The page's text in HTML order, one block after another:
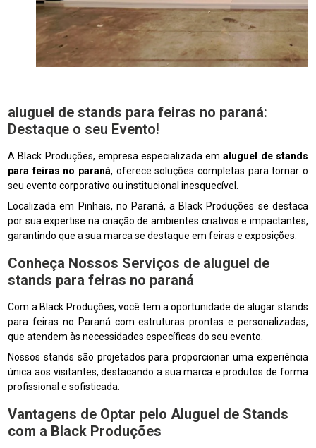
aluguel de stands para feiras no paraná:
Destaque o seu Evento!
A Black Produções, empresa especializada emaluguel de stands
para feiras no paraná, oferece soluções completas para tornar o
seu evento corporativo ou institucional inesquecível.
Localizada em Pinhais, no Paraná, a Black Produções se destaca
por sua expertise na criação de ambientes criativos e impactantes,
garantindo que a sua marca se destaque em feiras e exposições.
Conheça Nossos Serviços de aluguel de
stands para feiras no paraná
Com a Black Produções, você tem a oportunidade de alugar stands
para feiras no Paraná com estruturas prontas e personalizadas,
que atendem às necessidades específicas do seu evento.
Nossos stands são projetados para proporcionar uma experiência
única aos visitantes, destacando a sua marca e produtos de forma
profissional e sofisticada.
Vantagens de Optar pelo Aluguel de Stands
com a Black Produções